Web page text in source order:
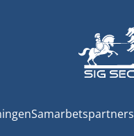
Samarbetspartners